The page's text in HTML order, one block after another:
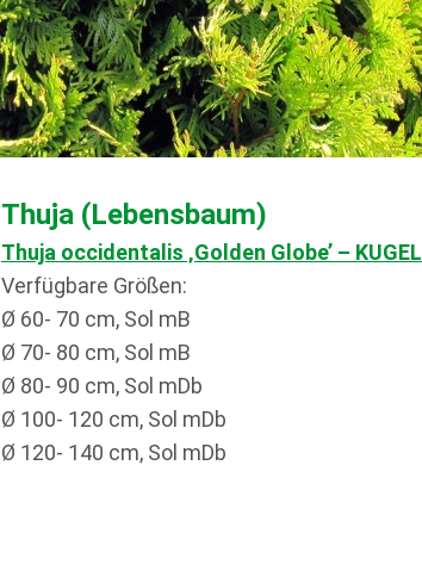
Thuja (Lebensbaum)
Thuja occidentalis ‚Golden Globe’ – KUGEL
Verfügbare Größen:
Ø 60- 70 cm, Sol mB
Ø 70- 80 cm, Sol mB
Ø 80- 90 cm, Sol mDb
Ø 100- 120 cm, Sol mDb
Ø 120- 140 cm, Sol mDb